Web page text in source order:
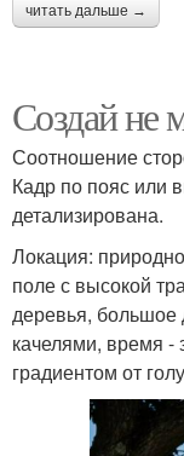
читать дальше →
Создай не
Соотношение
Кадр по пояс или
детализирована.
Локация:
поле с высокой
деревья, большое
качелями, время -
градиентом от